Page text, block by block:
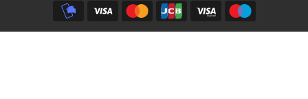
Subfooter
payment
options